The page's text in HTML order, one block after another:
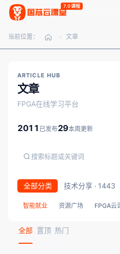
7.0课程
当前位置： - 文章
ARTICLE HUB
文章
FPGA在线学习平台
2011 已发布29本周更新
全部分类 技术分享 · 1443
智能就业 资源广场 FPGA云
全部 置顶 热门